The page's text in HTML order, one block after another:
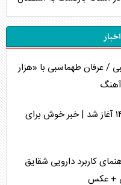
/ عرفان طهماسبی با «هزار
واریز مابه‌التفاوت حقوق فروردین ۱۴۰۵ آغاز شد | خبر خوش برای
کاربرد دارویی شقایق
+ عکس